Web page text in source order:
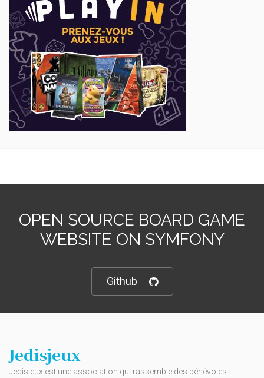
OPEN SOURCE BOARD GAME
WEBSITE ON SYMFONY
Github
Jedisjeux
Jedisjeux est une association qui rassemble des bénévoles